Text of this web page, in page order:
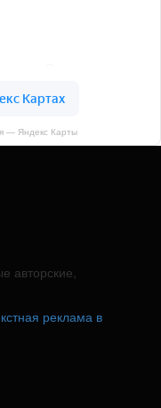
— Яндекс Карты
авторские,
реклама в